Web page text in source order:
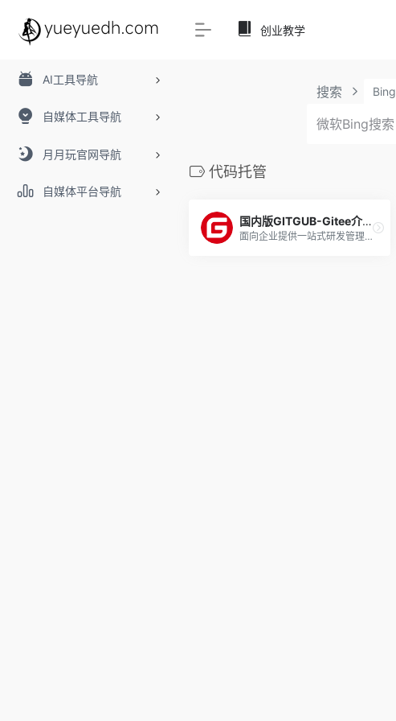
AI工具导航
自媒体工具导航
月月玩官网导航
自媒体平台导航
创业教学
搜索 Bing
代码托管
国内版GITGUB-Gitee介绍-优缺点分析-新手攻略
面向企业提供一站式研发管理解决方案，包括代码管理、项目管理、文档协作、测试管理、CICD、效能度量等多个模块，支持SaaS、私有化等多种部署方式，帮助企业有序规划和管理研发过程，提升研发效率和质量。